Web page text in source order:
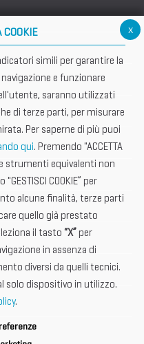
x
COOKIE
simili per garantire la
e funzionare
saranno utilizzati
di terze parti, per misurare
Per saperne di più puoi
qui. Premendo "ACCETTA
strumenti equivalenti non
COOKIE” per
alcune finalità, terze parti
quello già prestato
il tasto “X” per
in assenza di
diversi da quelli tecnici.
solo dispositivo in utilizzo.
.